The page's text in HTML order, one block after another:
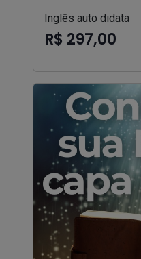
Inglês auto didata
R$ 297,00